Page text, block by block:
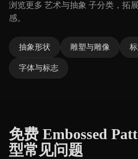
浏览更多 艺术与抽象 子分类，拓
感。
抽象形状 雕塑与雕像
字体与标志
免费 Embossed
型常见问题